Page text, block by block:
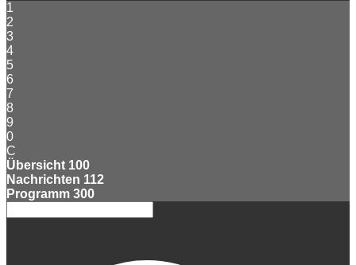
1
2
3
4
5
6
7
8
9
0
C
Übersicht 100
Nachrichten 112
Programm 300